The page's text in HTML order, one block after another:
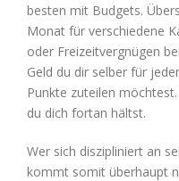
besten mit Budgets.
Monat für verschiedene
oder Freizeitvergnügen
Geld du dir selber für
Punkte zuteilen
du dich fortan hältst.
Wer sich diszipliniert an
kommt somit überhaupt